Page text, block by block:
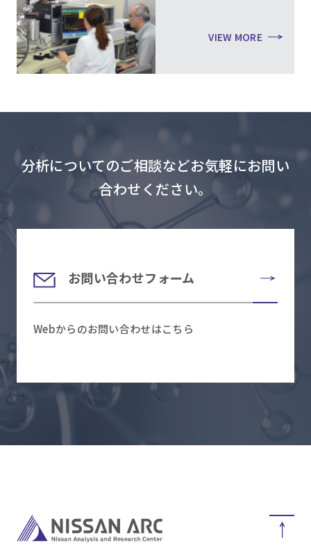
VIEW MORE
分析についてのご相談などお気軽にお問い
合わせください。
お問い合わせフォーム
Webからのお問い合わせはこちら